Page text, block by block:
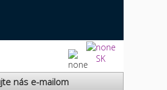
SK
nás e-mailom